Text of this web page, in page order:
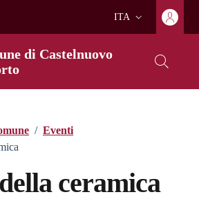
Lingua attiva:
ITA
di Castelnuovo
/ Eventi
ceramica